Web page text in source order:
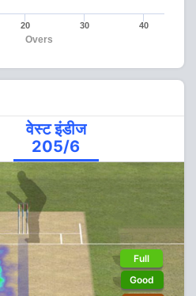
Overs
20 30 40
वेस्ट इंडीज
205/6
Full
Good